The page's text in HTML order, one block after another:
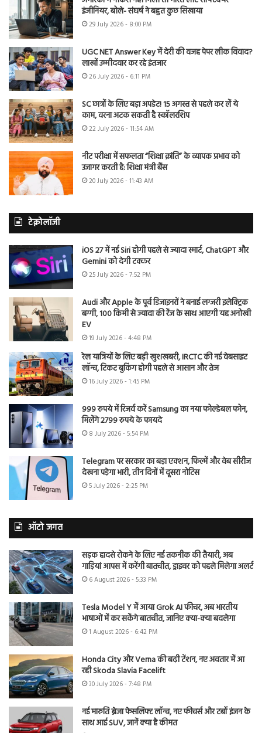
इंजीनियर, बोले- संघर्ष ने बहुत कुछ सिखाया
29 July 2026 - 8:00 PM
UGC NET Answer Key में देरी की वजह पेपर लीक विवाद?
लाखों उम्मीदवार कर रहे इंतजार
26 July 2026 - 6:11 PM
SC छात्रों के लिए बड़ा अपडेट! 15 अगस्त से पहले कर लें ये
काम, वरना अटक सकती है स्कॉलरशिप
22 July 2026 - 11:54 AM
नीट परीक्षा में सफलता “शिक्षा क्रांति” के व्यापक प्रभाव को
उजागर करती है: शिक्षा मंत्री बैंस
20 July 2026 - 11:43 AM
टेक्नोलॉजी
iOS 27 में नई Siri होगी पहले से ज्यादा स्मार्ट, ChatGPT और
Gemini को देगी टक्कर
25 July 2026 - 7:52 PM
Audi और Apple के पूर्व डिजाइनरों ने बनाई लग्जरी इलेक्ट्रिक
बग्गी, 100 किमी से ज्यादा की रेंज के साथ आएगी यह अनोखी
EV
19 July 2026 - 4:48 PM
रेल यात्रियों के लिए बड़ी खुशखबरी, IRCTC की नई वेबसाइट
लॉन्च, टिकट बुकिंग होगी पहले से आसान और तेज
16 July 2026 - 1:45 PM
999 रुपये में रिजर्व करें Samsung का नया फोल्डेबल फोन,
मिलेंगे 2799 रुपये के फायदे
8 July 2026 - 5:54 PM
Telegram पर सरकार का बड़ा एक्शन, फिल्में और वेब सीरीज
देखना पड़ेगा भारी, तीन दिनों में दूसरा नोटिस
5 July 2026 - 2:25 PM
ऑटो जगत
सड़क हादसे रोकने के लिए नई तकनीक की तैयारी, अब
गाड़ियां आपस में करेंगी बातचीत, ड्राइवर को पहले मिलेगा अलर्ट
6 August 2026 - 5:33 PM
Tesla Model Y में आया Grok AI फीचर, अब भारतीय
भाषाओं में कर सकेंगे बातचीत, जानिए क्या-क्या बदलेगा
1 August 2026 - 6:42 PM
Honda City और Verna की बढ़ी टेंशन, नए अवतार में आ
रही Skoda Slavia Facelift
30 July 2026 - 7:48 PM
नई मारुति ब्रेजा फेसलिफ्ट लॉन्च, नए फीचर्स और टर्बो इंजन के
साथ आई SUV, जानें क्या है कीमत